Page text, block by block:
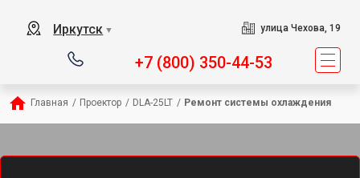
Иркутск ▼ улица Чехова, 19
+7 (800) 350-44-53
Главная / Проектор / DLA-25LT / Ремонт системы охлаждения